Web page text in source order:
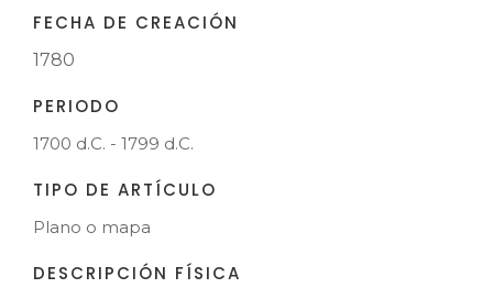
FECHA DE CREACIÓN
1780
PERIODO
1700 d.C. - 1799 d.C.
TIPO DE ARTÍCULO
Plano o mapa
DESCRIPCIÓN FÍSICA